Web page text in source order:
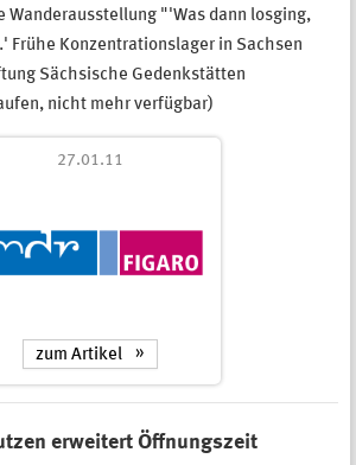
Wanderausstellung "'Was dann losging,
Frühe Konzentrationslager in Sachsen
Sächsische Gedenkstätten
nicht mehr verfügbar)
27.01.11
zum Artikel
erweitert Öffnungszeit